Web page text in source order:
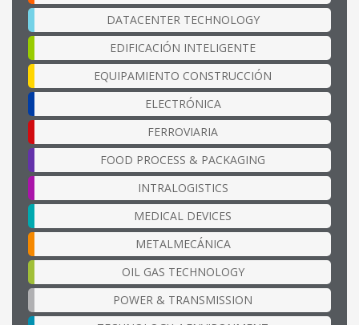
DATACENTER TECHNOLOGY
EDIFICACIÓN INTELIGENTE
EQUIPAMIENTO CONSTRUCCIÓN
ELECTRÓNICA
FERROVIARIA
FOOD PROCESS & PACKAGING
INTRALOGISTICS
MEDICAL DEVICES
METALMECÁNICA
OIL GAS TECHNOLOGY
POWER & TRANSMISSION